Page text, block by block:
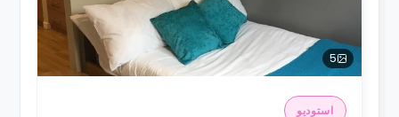
5
استوديو